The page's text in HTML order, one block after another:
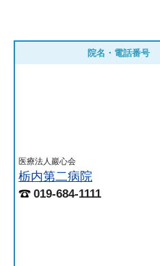
院名・電話番号
医療法人巖心会
栃内第二病院
019-684-1111